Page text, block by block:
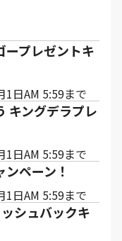
ープレゼントキ
1日AM 5:59まで
キングデラプレ
1日AM 5:59まで
ペーン！
1日AM 5:59まで
シュバックキ